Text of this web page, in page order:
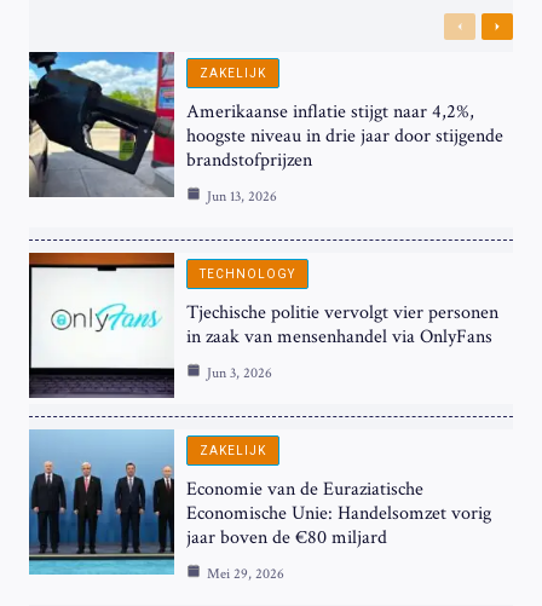
Previous
Next
ZAKELIJK
Amerikaanse inflatie stijgt naar 4,2%,
hoogste niveau in drie jaar door stijgende
brandstofprijzen
Jun 13, 2026
TECHNOLOGY
Tjechische politie vervolgt vier personen
in zaak van mensenhandel via OnlyFans
Jun 3, 2026
ZAKELIJK
Economie van de Euraziatische
Economische Unie: Handelsomzet vorig
jaar boven de €80 miljard
Mei 29, 2026